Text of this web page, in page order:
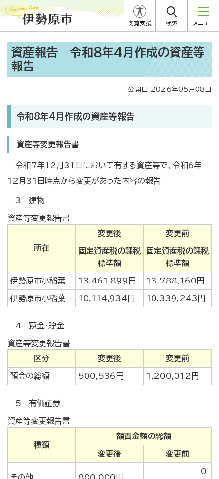
閲覧支援 検索 メニュー
資産報告 令和８年4月作成の資産等
報告
公開日 2026年05月08日
令和8年4月作成の資産等報告
資産等変更報告書
令和7年12月31日において有する資産等で、令和6年
12月31日時点から変更があった内容の報告
3 建物
資産等変更報告書
所在
変更後 変更前
固定資産税の課税
標準額
固定資産税の課税
標準額
伊勢原市小稲葉 13,461,899円 13,788,160円
伊勢原市小稲葉 10,114,934円 10,339,243円
4 預金・貯金
資産等変更報告書
区分
変更後 変更前
預金の総額 500,536円 1,200,012円
5 有価証券
資産等変更報告書
種類
額面金額の総額
変更後 変更前
その他 880,000円
0